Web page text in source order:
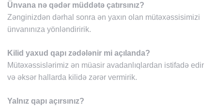
Ünvana nə qədər müddətə çatırsınız?
Zənginizdən dərhal sonra ən yaxın olan mütəxəssisimizi
ünvanınıza yönləndiririk.
Kilid yaxud qapı zədələnir mi açılanda?
Mütəxəssislərimiz ən müasir avadanlıqlardan istifadə edir
və əksər hallarda kilidə zərər vermirik.
Yalnız qapı açırsınız?